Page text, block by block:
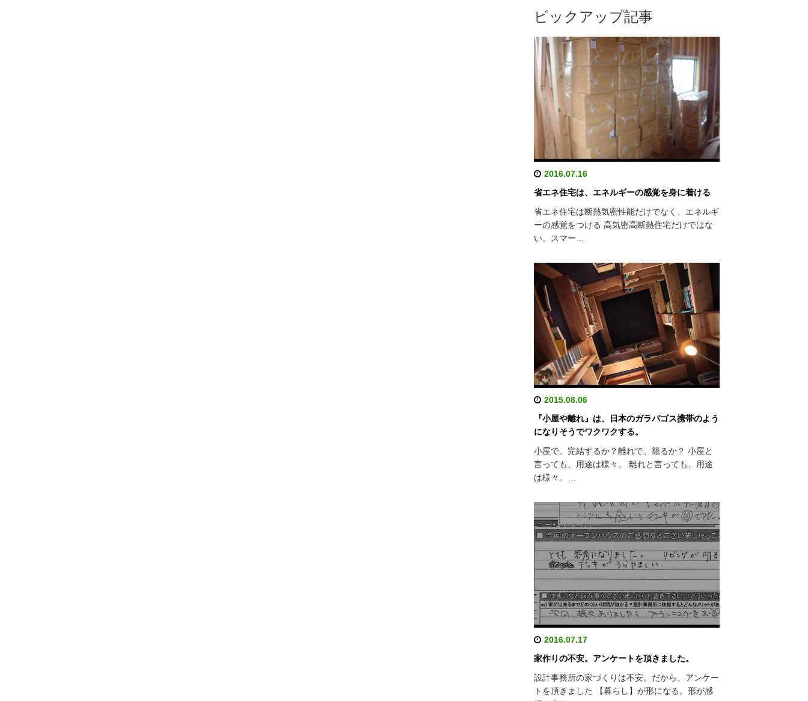
ピックアップ記事
2016.07.16
省エネ住宅は、エネルギーの感覚を身に着ける
省エネ住宅は断熱気密性能だけでなく、エネルギ
ーの感覚をつける 高気密高断熱住宅だけではな
い。スマー…
2015.08.06
『小屋や離れ』は、日本のガラパゴス携帯のよう
になりそうでワクワクする。
小屋で、完結するか？離れで、籠るか？ 小屋と
言っても、用途は様々。 離れと言っても、用途
は様々。…
2016.07.17
家作りの不安。アンケートを頂きました。
設計事務所の家づくりは不安。だから、アンケー
トを頂きました 【暮らし】が形になる。形が感